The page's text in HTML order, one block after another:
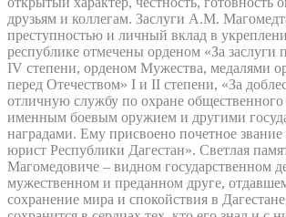
друзьям и коллегам. Заслуги А.М.
преступностью и личный вклад в
республике отмечены орденом «За заслуги
IV степени, орденом Мужества, медалями
перед Отечеством» I и II степени, «За
отличную службу по охране общественного
именным боевым оружием и другими
наградами. Ему присвоено почетное
юрист Республики Дагестан». Светлая
Магомедовиче – видном государственном
мужественном и преданном друге,
сохранение мира и спокойствия в